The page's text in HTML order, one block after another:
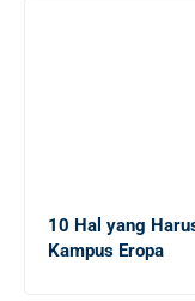
10 Hal yang
Kampus Eropa